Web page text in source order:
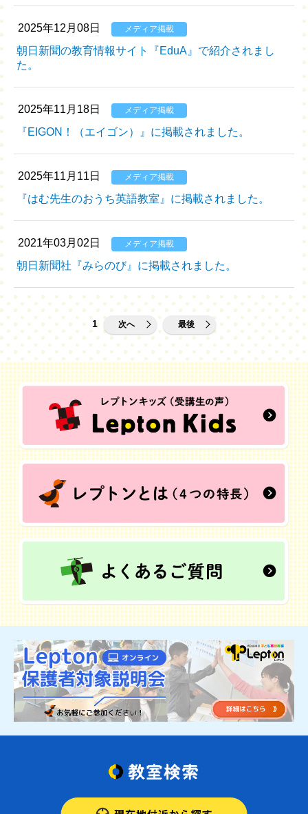
2025年12月08日 メディア掲載
朝日新聞の教育情報サイト『EduA』で紹介されまし
た。
2025年11月18日 メディア掲載
『EIGON！（エイゴン）』に掲載されました。
2025年11月11日 メディア掲載
『はむ先生のおうち英語教室』に掲載されました。
2021年03月02日 メディア掲載
朝日新聞社『みらのび』に掲載されました。
1 次へ 最後